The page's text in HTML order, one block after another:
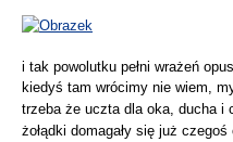
i tak powolutku pełni wrażeń
kiedyś tam wrócimy nie wiem,
trzeba że uczta dla oka, ducha i
żołądki domagały się już czegoś